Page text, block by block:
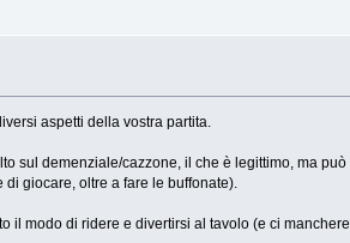
aspetti della vostra partita.
sul demenziale/cazzone, il che è legittimo, ma
giocare, oltre a fare le buffonate).
il modo di ridere e divertirsi al tavolo (e ci